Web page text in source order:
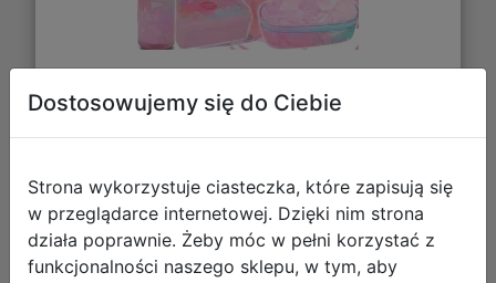
243,94 zł
Galeria zdjęć
Dostosowujemy się do Ciebie
Strona wykorzystuje ciasteczka, które zapisują się
w przeglądarce internetowej. Dzięki nim strona
działa poprawnie. Żeby móc w pełni korzystać z
funkcjonalności naszego sklepu, w tym, aby